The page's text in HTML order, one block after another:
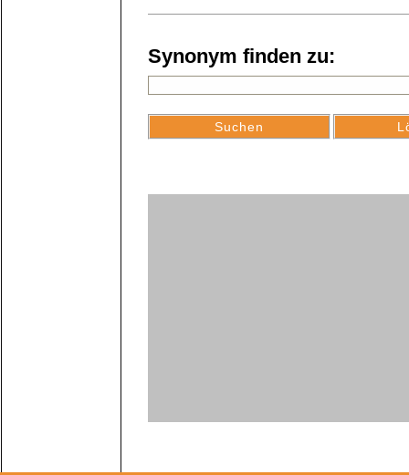
Synonym finden zu: